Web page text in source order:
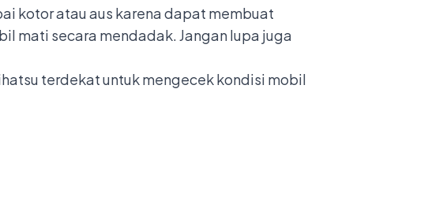
kotor atau aus karena dapat membuat
mati secara mendadak. Jangan lupa juga
terdekat untuk mengecek kondisi mobil